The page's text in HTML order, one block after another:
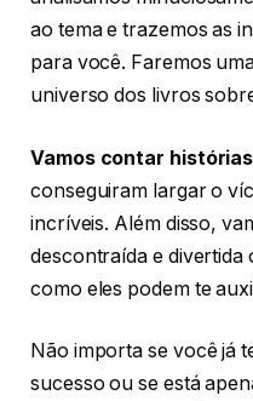
ao tema e trazemos as
para você. Faremos
universo dos livros
Vamos contar
conseguiram largar o
incríveis. Além disso,
descontraída e divertida
como eles podem te
Não importa se você já
sucesso ou se está